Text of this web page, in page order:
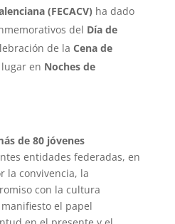
(FECACV) ha dado
del Día de
de la Cena de
en Noches de
de 80 jóvenes
entidades federadas, en
la convivencia, la
con la cultura
el papel